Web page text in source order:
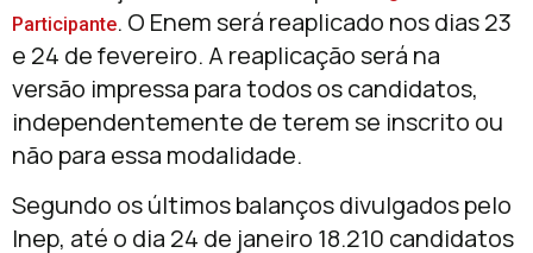
Participante. O Enem será reaplicado nos dias 23
e 24 de fevereiro. A reaplicação será na
versão impressa para todos os candidatos,
independentemente de terem se inscrito ou
não para essa modalidade.
Segundo os últimos balanços divulgados pelo
Inep, até o dia 24 de janeiro 18.210 candidatos